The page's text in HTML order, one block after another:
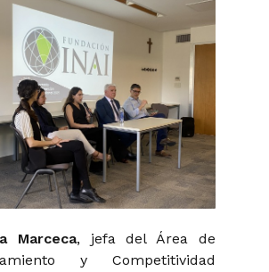
Marceca, jefa del Área de
y Competitividad